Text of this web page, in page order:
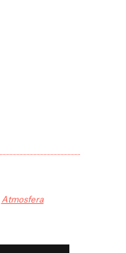
Atmosfera